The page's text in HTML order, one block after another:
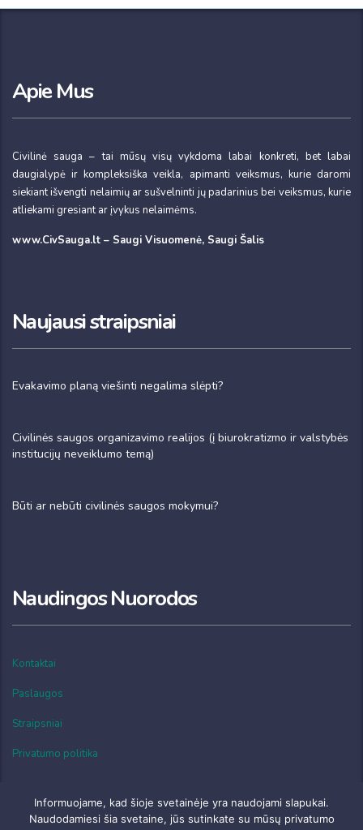
Apie Mus
Civilinė sauga – tai mūsų visų vykdoma labai konkreti, bet labai
daugialypė ir kompleksiška veikla, apimanti veiksmus, kurie daromi
siekiant išvengti nelaimių ar sušvelninti jų padarinius bei veiksmus, kurie
atliekami gresiant ar įvykus nelaimėms.
www.CivSauga.lt – Saugi Visuomenė, Saugi Šalis
Naujausi straipsniai
Evakavimo planą viešinti negalima slėpti?
Civilinės saugos organizavimo realijos (į biurokratizmo ir valstybės
institucijų neveiklumo temą)
Būti ar nebūti civilinės saugos mokymui?
Naudingos Nuorodos
Kontaktai
Paslaugos
Straipsniai
Privatumo politika
Informuojame, kad šioje svetainėje yra naudojami slapukai.
Naudodamiesi šia svetaine, jūs sutinkate su mūsų privatumo